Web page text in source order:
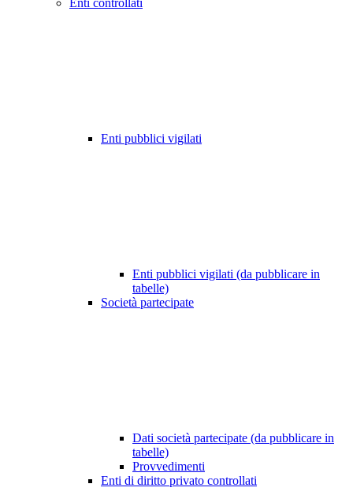
Enti controllati
Enti pubblici vigilati
Enti pubblici vigilati (da pubblicare in
tabelle)
Società partecipate
Dati società partecipate (da pubblicare in
tabelle)
Provvedimenti
Enti di diritto privato controllati